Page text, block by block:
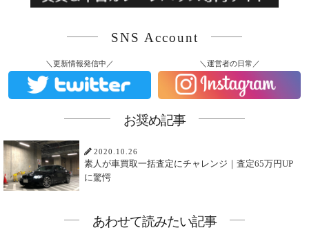
SNS Account
＼更新情報発信中／ ＼運営者の日常／
お奨め記事
2020.10.26
素人が車買取一括査定にチャレンジ｜査定65万円UP
に驚愕
あわせて読みたい記事